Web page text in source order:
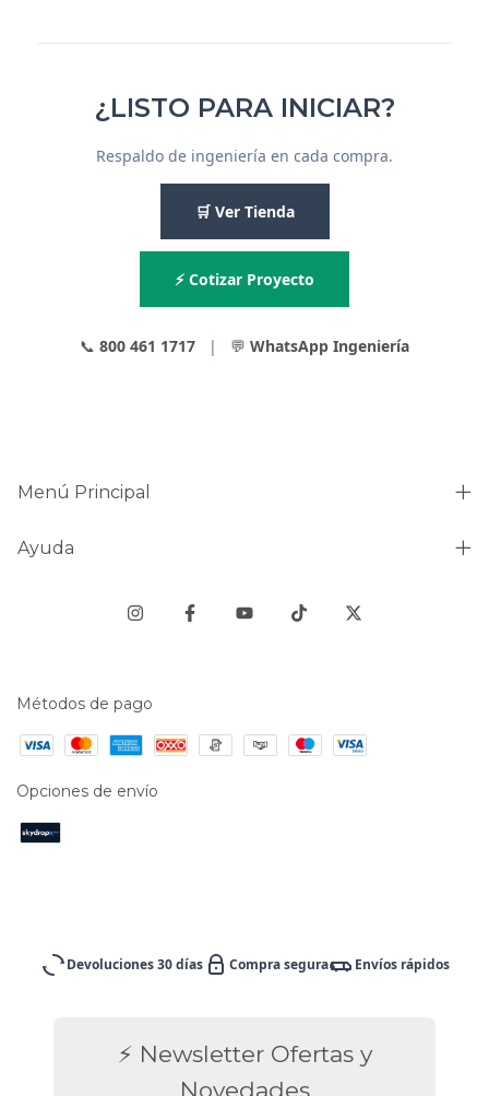
¿LISTO PARA INICIAR?
Respaldo de ingeniería en cada compra.
🛒 Ver Tienda
⚡ Cotizar Proyecto
📞 800 461 1717 | 💬 WhatsApp Ingeniería
Menú Principal
Ayuda
Métodos de pago
Opciones de envío
Devoluciones 30 días Compra segura Envíos rápidos
⚡ Newsletter Ofertas y
Novedades